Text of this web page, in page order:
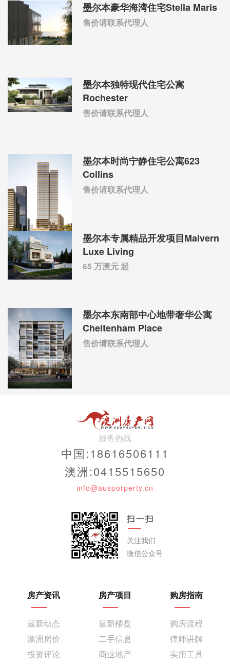
墨尔本豪华海湾住宅Stella Maris
售价请联系代理人
墨尔本独特现代住宅公寓
Rochester
售价请联系代理人
墨尔本时尚宁静住宅公寓623
Collins
售价请联系代理人
墨尔本专属精品开发项目Malvern
Luxe Living
65 万澳元 起
墨尔本东南部中心地带奢华公寓
Cheltenham Place
售价请联系代理人
服务热线
中国:18616506111
澳洲:0415515650
info@ausporperty.cn
扫一扫
关注我们
微信公众号
房产资讯
最新动态
澳洲房价
投资评论
房产项目
最新楼盘
二手信息
商业地产
购房指南
购房流程
律师讲解
实用工具